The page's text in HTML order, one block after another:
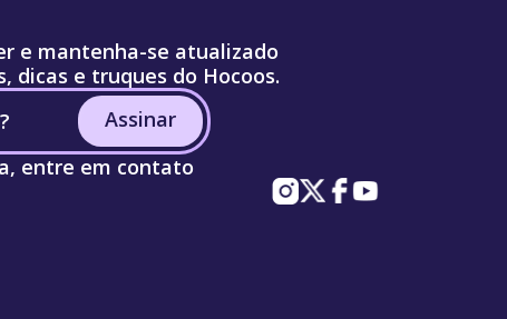
e mantenha-se atualizado
dicas e truques do Hocoos.
Assinar
entre em contato